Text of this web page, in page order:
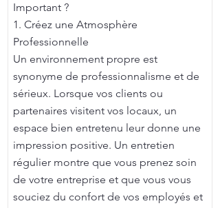
Important ?
1. Créez une Atmosphère
Professionnelle
Un environnement propre est
synonyme de professionnalisme et de
sérieux. Lorsque vos clients ou
partenaires visitent vos locaux, un
espace bien entretenu leur donne une
impression positive. Un entretien
régulier montre que vous prenez soin
de votre entreprise et que vous vous
souciez du confort de vos employés et